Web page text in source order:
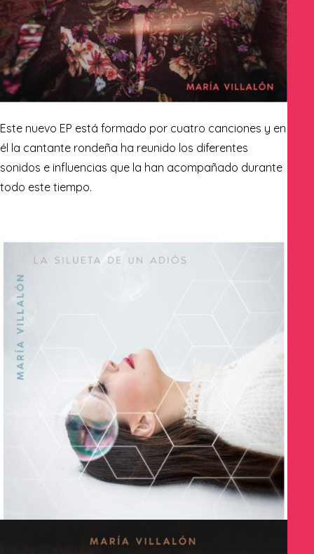
Este nuevo EP está formado por cuatro canciones y en
él la cantante rondeña ha reunido los diferentes
sonidos e influencias que la han acompañado durante
todo este tiempo.